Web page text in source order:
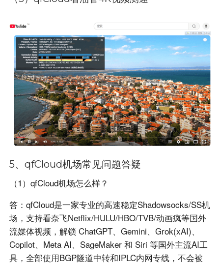
5、qfCloud机场常见问题答疑
（1）qfCloud机场怎么样？
答：qfCloud是一家专业的高速稳定Shadowsocks/SS机
场，支持看奈飞Netflix/HULU/HBO/TVB/动画疯等国外
流媒体视频，解锁 ChatGPT、Gemini、Grok(xAI)、
Copilot、Meta AI、SageMaker 和 Siri 等国外主流AI工
具，全部使用BGP隧道中转和IPLC内网专线，不会被